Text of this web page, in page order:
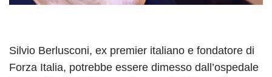
Silvio Berlusconi, ex premier italiano e fondatore di
Forza Italia, potrebbe essere dimesso dall’ospedale